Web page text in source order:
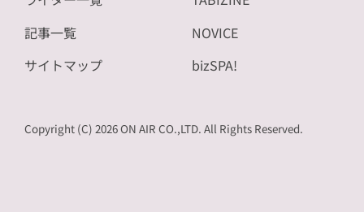
記事一覧
サイトマップ
NOVICE
bizSPA!
Copyright (C) 2026 ON AIR CO.,LTD. All Rights Reserved.